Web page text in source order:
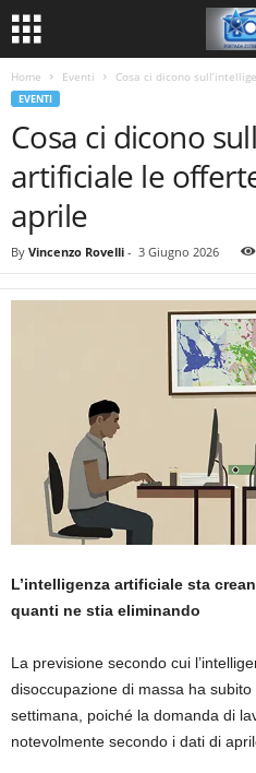
Home Eventi Cosa ci dicono
EVENTI
Cosa ci dicono
artificiale le
aprile
By Vincenzo Rovelli - 3 Giugno 2026
L’intelligenza artificiale sta
quanti ne stia eliminando
La previsione secondo cui
disoccupazione di massa ha
settimana, poiché la domanda di
notevolmente secondo i dati di